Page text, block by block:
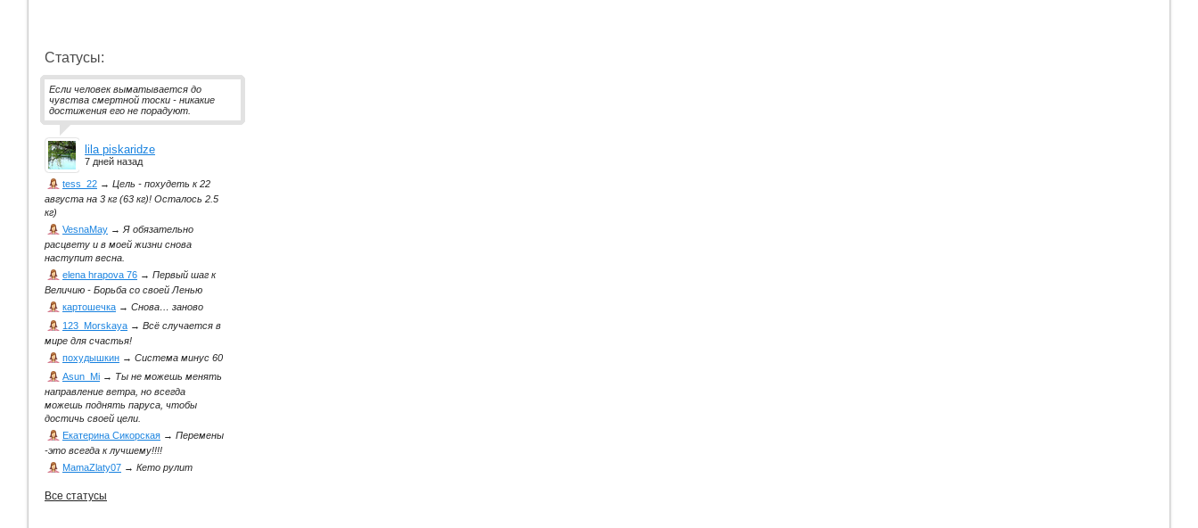
Статусы:
Если человек выматывается до
чувства смертной тоски - никакие
достижения его не порадуют.
lila piskaridze
7 дней назад
tess_22 → Цель - похудеть к 22
августа на 3 кг (63 кг)! Осталось 2.5
кг)
VesnaMay →Я обязательно
расцвету и в моей жизни снова
наступит весна.
elena hrapova 76 → Первый шаг к
Величию - Борьба со своей Ленью
картошечка → Снова… заново
123_Morskaya → Всё случается в
мире для счастья!
похудышкин → Система минус 60
Asun_Mi → Ты не можешь менять
направление ветра, но всегда
можешь поднять паруса, чтобы
достичь своей цели.
Екатерина Сикорская → Перемены
-это всегда к лучшему!!!!
MamaZlaty07 → Кето рулит
Все статусы